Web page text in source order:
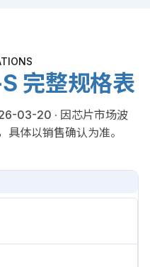
完整规格表
03-20 · 因芯片市场波
体以销售确认为准。